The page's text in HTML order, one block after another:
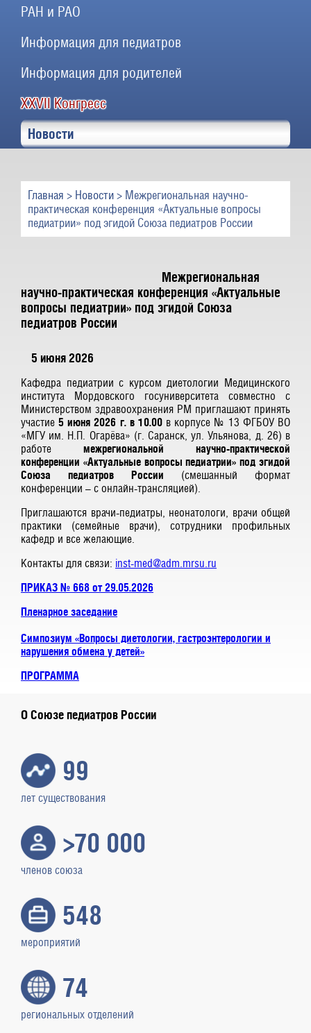
РАН и РАО
Информация для педиатров
Информация для родителей
XXVII Конгресс
Новости
Главная > Новости > Межрегиональная научно-
практическая конференция «Актуальные вопросы
педиатрии» под эгидой Союза педиатров России
Межрегиональная
научно-практическая конференция «Актуальные
вопросы педиатрии» под эгидой Союза
педиатров России
5 июня 2026
Кафедра педиатрии с курсом диетологии Медицинского
института Мордовского госуниверситета совместно с
Министерством здравоохранения РМ приглашают принять
участие5 июня 2026 г. в 10.00в корпусе № 13 ФГБОУ ВО
«МГУ им. Н.П. Огарёва» (г. Саранск, ул. Ульянова, д. 26) в
работе межрегиональной научно-практической
конференции «Актуальные вопросы педиатрии» под эгидой
Союза педиатров России (смешанный формат
конференции – с онлайн-трансляцией).
Приглашаются врачи-педиатры, неонатологи, врачи общей
практики (семейные врачи), сотрудники профильных
кафедр и все желающие.
Контакты для связи: inst-med@adm.mrsu.ru
ПРИКАЗ № 668 от 29.05.2026
Пленарное заседание
Симпозиум «Вопросы диетологии, гастроэнтерологии и
нарушения обмена у детей»
ПРОГРАММА
О Союзе педиатров России
99
лет существования
>70 000
членов союза
548
мероприятий
74
региональных отделений